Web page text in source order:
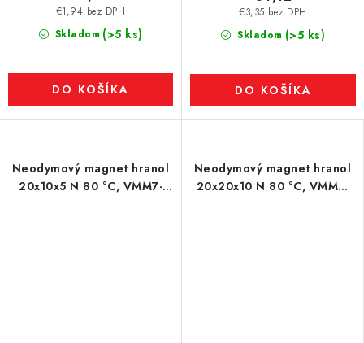
Skladom (>5 ks)
€1,94 bez DPH
DO KOŠÍKA
Skladom (>5 ks)
€3,35 bez DPH
DO KOŠÍKA
Neodymový magnet hranol
20x10x5 N 80 °C, VMM7-
Neodymový magnet hranol
20x20x10 N 80 °C, VMM7-